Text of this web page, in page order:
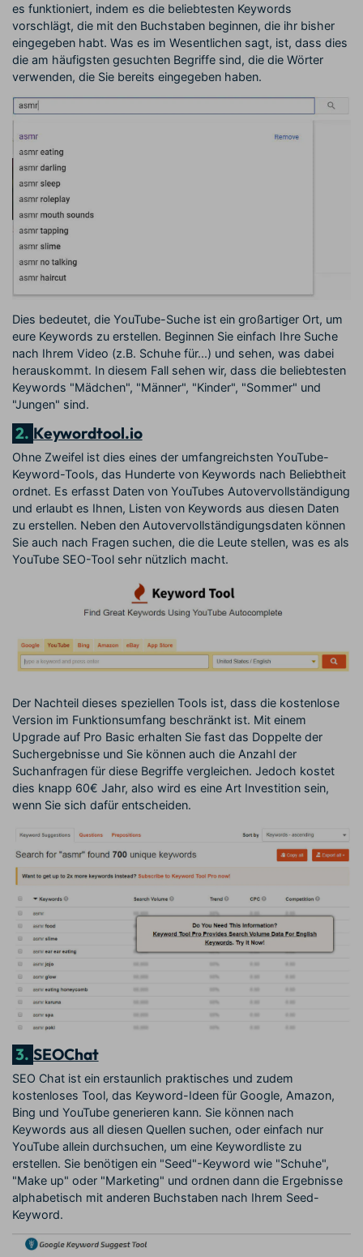
es funktioniert, indem es die beliebtesten Keywords
vorschlägt, die mit den Buchstaben beginnen, die ihr bisher
eingegeben habt. Was es im Wesentlichen sagt, ist, dass dies
die am häufigsten gesuchten Begriffe sind, die die Wörter
verwenden, die Sie bereits eingegeben haben.
Dies bedeutet, die YouTube-Suche ist ein großartiger Ort, um
eure Keywords zu erstellen. Beginnen Sie einfach Ihre Suche
nach Ihrem Video (z.B. Schuhe für...) und sehen, was dabei
herauskommt. In diesem Fall sehen wir, dass die beliebtesten
Keywords "Mädchen", "Männer", "Kinder", "Sommer" und
"Jungen" sind.
2. Keywordtool.io
Ohne Zweifel ist dies eines der umfangreichsten YouTube-
Keyword-Tools, das Hunderte von Keywords nach Beliebtheit
ordnet. Es erfasst Daten von YouTubes Autovervollständigung
und erlaubt es Ihnen, Listen von Keywords aus diesen Daten
zu erstellen. Neben den Autovervollständigungsdaten können
Sie auch nach Fragen suchen, die die Leute stellen, was es als
YouTube SEO-Tool sehr nützlich macht.
Der Nachteil dieses speziellen Tools ist, dass die kostenlose
Version im Funktionsumfang beschränkt ist. Mit einem
Upgrade auf Pro Basic erhalten Sie fast das Doppelte der
Suchergebnisse und Sie können auch die Anzahl der
Suchanfragen für diese Begriffe vergleichen. Jedoch kostet
dies knapp 60€ Jahr, also wird es eine Art Investition sein,
wenn Sie sich dafür entscheiden.
3. SEOChat
SEO Chat ist ein erstaunlich praktisches und zudem
kostenloses Tool, das Keyword-Ideen für Google, Amazon,
Bing und YouTube generieren kann. Sie können nach
Keywords aus all diesen Quellen suchen, oder einfach nur
YouTube allein durchsuchen, um eine Keywordliste zu
erstellen. Sie benötigen ein "Seed"-Keyword wie "Schuhe",
"Make up" oder "Marketing" und ordnen dann die Ergebnisse
alphabetisch mit anderen Buchstaben nach Ihrem Seed-
Keyword.